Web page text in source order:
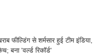
फील्डिंग से शर्मसार हुई टीम इंडिया,
बना 'वर्ल्ड रिकॉर्ड'